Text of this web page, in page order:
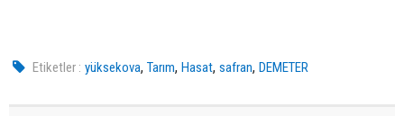
Etiketler : yüksekova,Tarım,Hasat,safran,DEMETER